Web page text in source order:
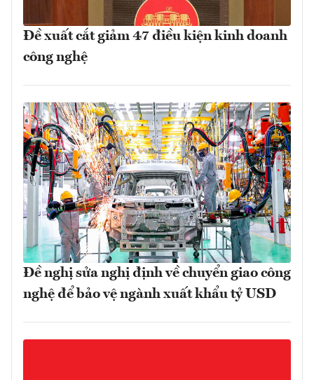
Đề xuất cắt giảm 47 điều kiện kinh doanh
công nghệ
Đề nghị sửa nghị định về chuyển giao công
nghệ để bảo vệ ngành xuất khẩu tỷ USD